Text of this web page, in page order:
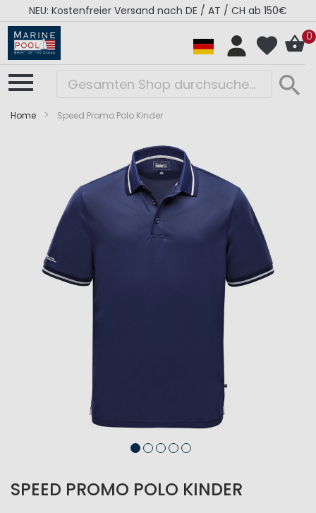
NEU: Kostenfreier Versand nach DE / AT / CH ab 150€
0
Home Speed Promo Polo Kinder
Bildergalerie
springen
Bildergalerie
springen
SPEED PROMO POLO KINDER